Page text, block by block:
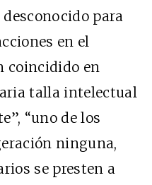
para
en el
coincidido en
talla intelectual
“uno de los
ninguna,
se presten a